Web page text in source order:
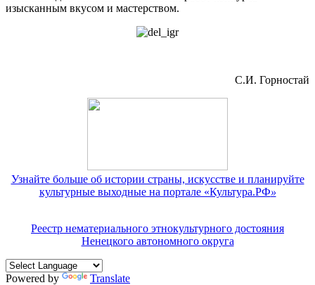
изысканным вкусом и мастерством.
С.И. Горностай
Узнайте больше об истории страны, искусстве и планируйте
культурные выходные на портале «Культура.РФ»
Реестр нематериального этнокультурного достояния
Ненецкого автономного округа
Powered by Translate